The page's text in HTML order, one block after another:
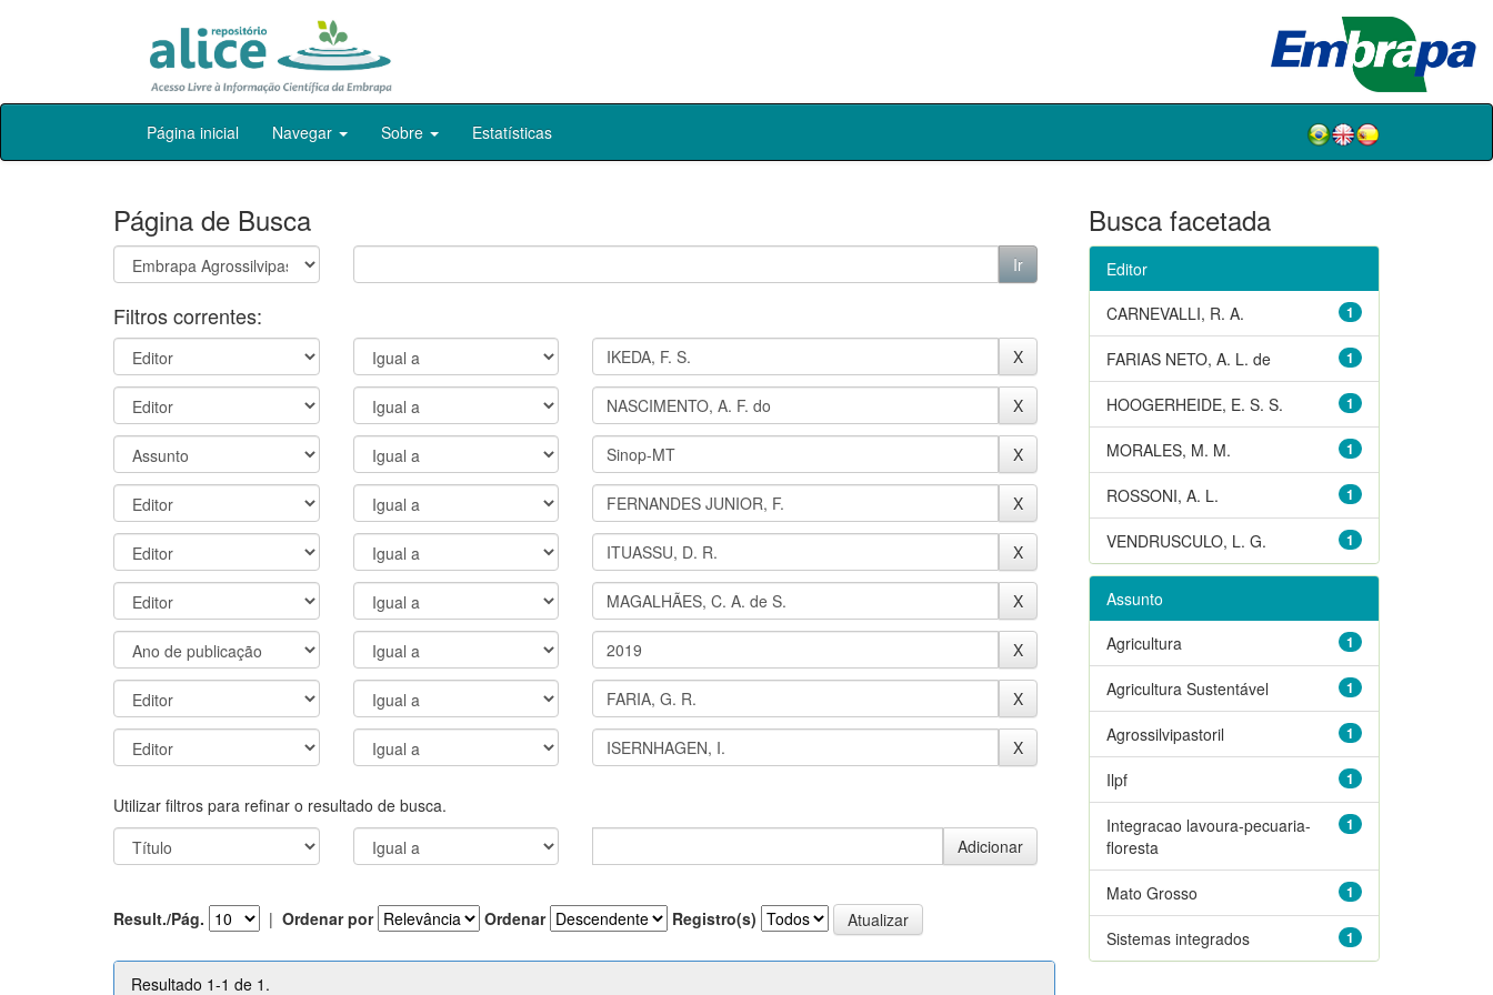
Skip
Página inicial Navegar Sobre Estatísticas
Página de Busca
Filtros correntes:
Utilizar filtros para refinar o resultado de busca.
Result./Pág. | Ordenar por Ordenar Registro(s)
Resultado 1-1 de 1.
Busca facetada
Editor
1
CARNEVALLI, R. A.
1
FARIAS NETO, A. L. de
1
HOOGERHEIDE, E. S. S.
1
MORALES, M. M.
1
ROSSONI, A. L.
1
VENDRUSCULO, L. G.
Assunto
1
Agricultura
1
Agricultura Sustentável
1
Agrossilvipastoril
1
Ilpf
1
Integracao lavoura-pecuaria-
floresta
1
Mato Grosso
1
Sistemas integrados